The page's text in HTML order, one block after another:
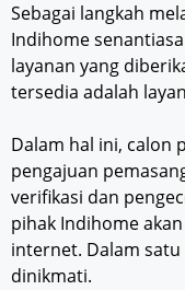
Sebagai langkah
Indihome
layanan yang
tersedia adalah
Dalam hal ini, calon
pengajuan
verifikasi dan
pihak Indihome
internet. Dalam
dinikmati.